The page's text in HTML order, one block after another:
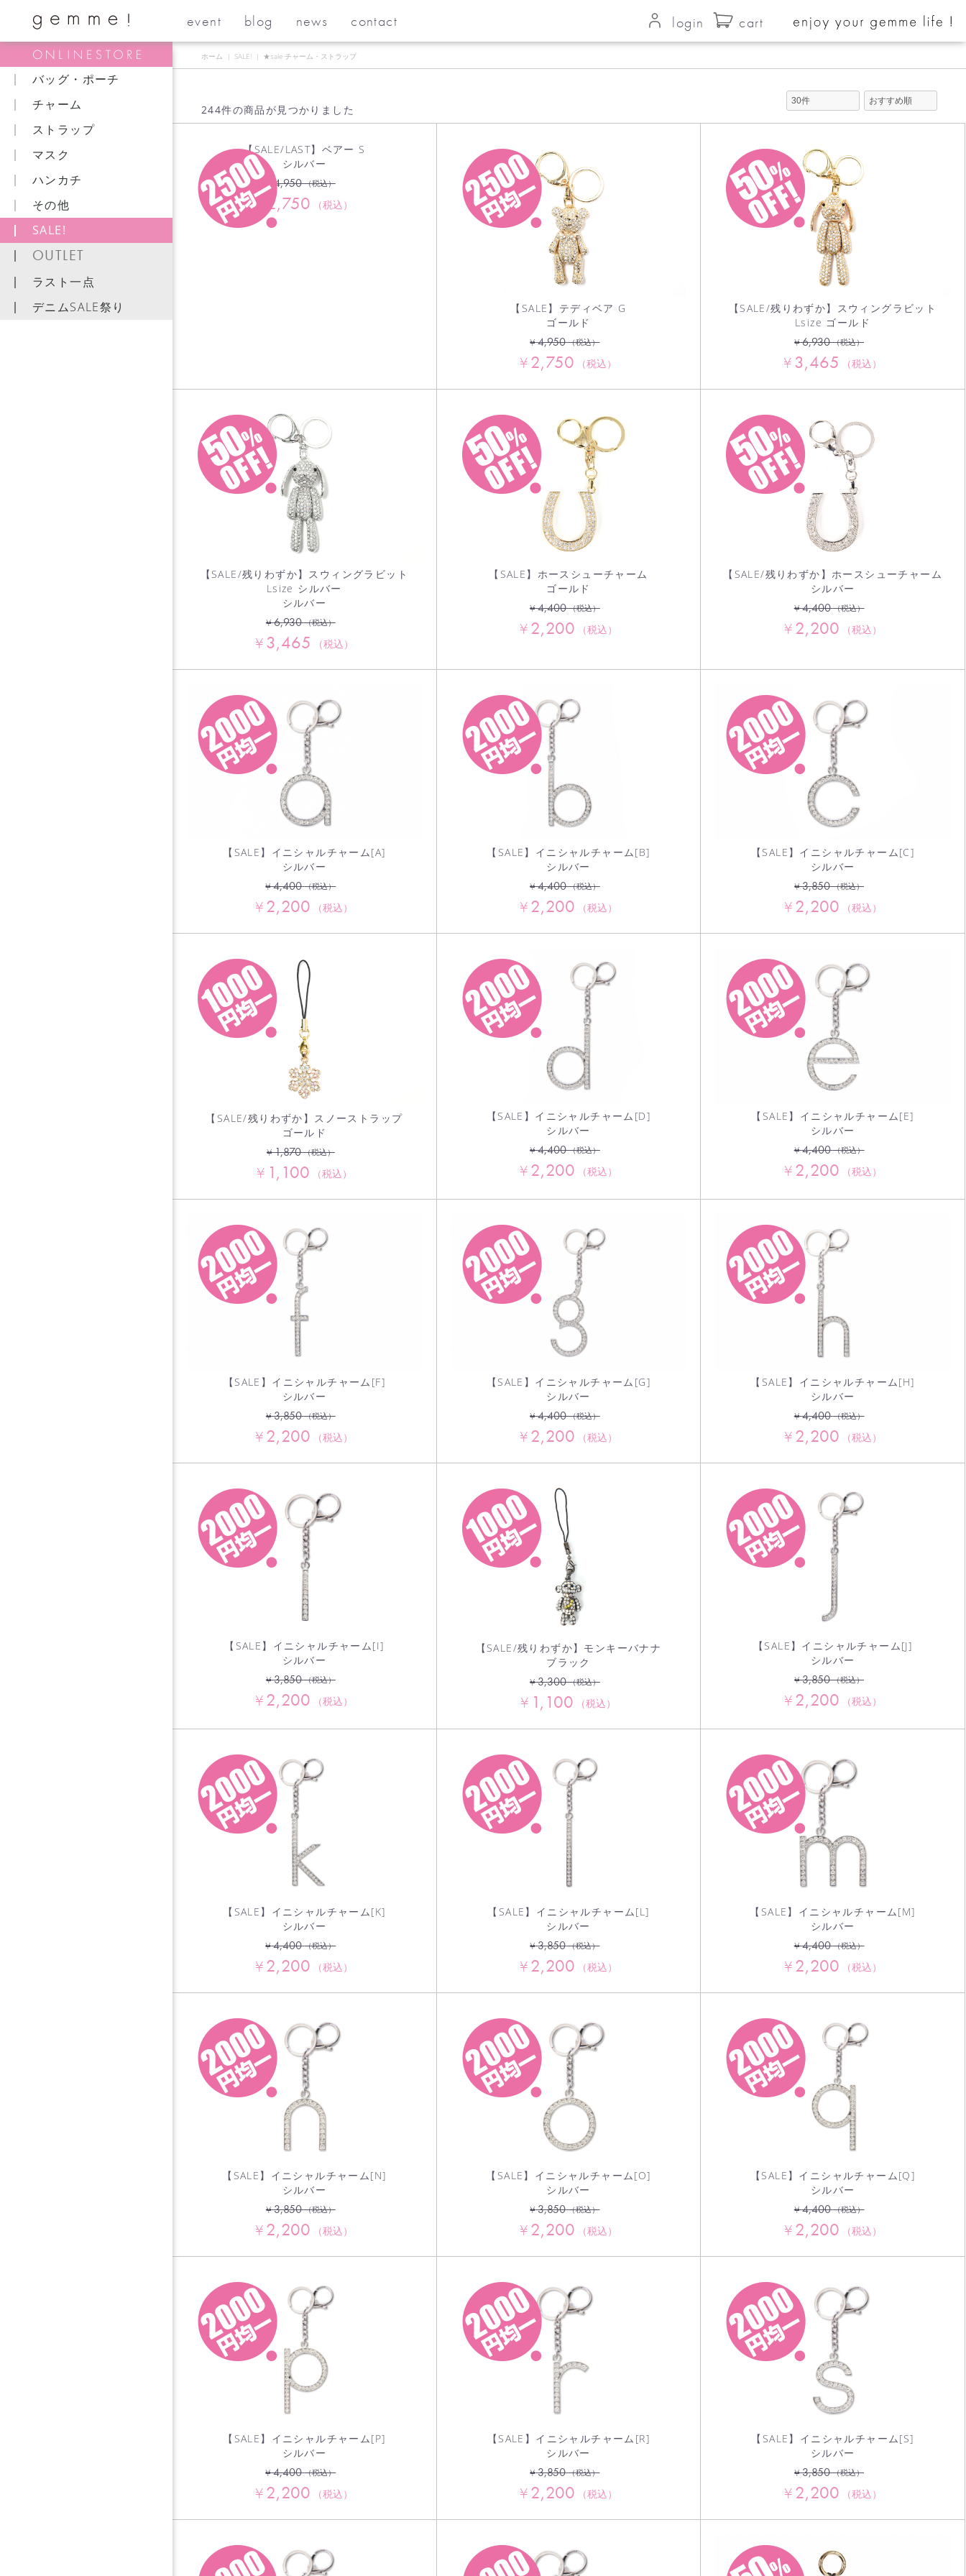
event blog news contact login cart
バッグ・ポーチ
チャーム
ストラップ
マスク
ハンカチ
その他
SALE!
OUTLET
ラスト一点
デニムSALE祭り
ホーム | SALE! | ★sale チャーム・ストラップ
244件の商品が見つかりました
【SALE/LAST】ベアー S
シルバー
¥ 4,950 （税込）
¥ 2,750 （税込）
【SALE】テディベア G
ゴールド
¥4,950 （税込）
¥2,750 （税込）
【SALE/残りわずか】スウィングラビット
Lsize ゴールド
¥6,930 （税込）
¥3,465 （税込）
【SALE/残りわずか】スウィングラビット
Lsize シルバー
シルバー
¥6,930 （税込）
¥3,465 （税込）
【SALE】ホースシューチャーム
ゴールド
¥4,400 （税込）
¥2,200 （税込）
【SALE/残りわずか】ホースシューチャーム
シルバー
¥4,400 （税込）
¥2,200 （税込）
【SALE】イニシャルチャーム[A]
シルバー
¥4,400 （税込）
¥2,200 （税込）
【SALE】イニシャルチャーム[B]
シルバー
¥4,400 （税込）
¥2,200 （税込）
【SALE】イニシャルチャーム[C]
シルバー
¥3,850 （税込）
¥2,200 （税込）
【SALE/残りわずか】スノーストラップ
ゴールド
¥1,870 （税込）
¥ 1,100 （税込）
【SALE】イニシャルチャーム[D]
シルバー
¥4,400 （税込）
¥2,200 （税込）
【SALE】イニシャルチャーム[E]
シルバー
¥4,400 （税込）
¥2,200 （税込）
【SALE】イニシャルチャーム[F]
シルバー
¥3,850 （税込）
¥2,200 （税込）
【SALE】イニシャルチャーム[G]
シルバー
¥4,400 （税込）
¥2,200 （税込）
【SALE】イニシャルチャーム[H]
シルバー
¥4,400 （税込）
¥2,200 （税込）
【SALE】イニシャルチャーム[I]
シルバー
¥3,850 （税込）
¥2,200 （税込）
【SALE/残りわずか】モンキーバナナ
ブラック
¥3,300 （税込）
¥ 1,100 （税込）
【SALE】イニシャルチャーム[J]
シルバー
¥3,850 （税込）
¥2,200 （税込）
【SALE】イニシャルチャーム[K]
シルバー
¥4,400 （税込）
¥2,200 （税込）
【SALE】イニシャルチャーム[L]
シルバー
¥3,850 （税込）
¥2,200 （税込）
【SALE】イニシャルチャーム[M]
シルバー
¥4,400 （税込）
¥2,200 （税込）
【SALE】イニシャルチャーム[N]
シルバー
¥3,850 （税込）
¥2,200 （税込）
【SALE】イニシャルチャーム[O]
シルバー
¥3,850 （税込）
¥2,200 （税込）
【SALE】イニシャルチャーム[Q]
シルバー
¥4,400 （税込）
¥2,200 （税込）
【SALE】イニシャルチャーム[P]
シルバー
¥4,400 （税込）
¥2,200 （税込）
【SALE】イニシャルチャーム[R]
シルバー
¥3,850 （税込）
¥2,200 （税込）
【SALE】イニシャルチャーム[S]
シルバー
¥3,850 （税込）
¥2,200 （税込）
お買い物を続ける カートへ進む